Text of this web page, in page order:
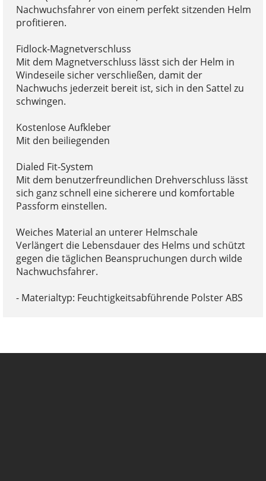
Nachwuchsfahrer von einem perfekt sitzenden Helm
profitieren.
Fidlock-Magnetverschluss
Mit dem Magnetverschluss lässt sich der Helm in
Windeseile sicher verschließen, damit der
Nachwuchs jederzeit bereit ist, sich in den Sattel zu
schwingen.
Kostenlose Aufkleber
Mit den beiliegenden
Dialed Fit-System
Mit dem benutzerfreundlichen Drehverschluss lässt
sich ganz schnell eine sicherere und komfortable
Passform einstellen.
Weiches Material an unterer Helmschale
Verlängert die Lebensdauer des Helms und schützt
gegen die täglichen Beanspruchungen durch wilde
Nachwuchsfahrer.
- Materialtyp: Feuchtigkeitsabführende Polster ABS